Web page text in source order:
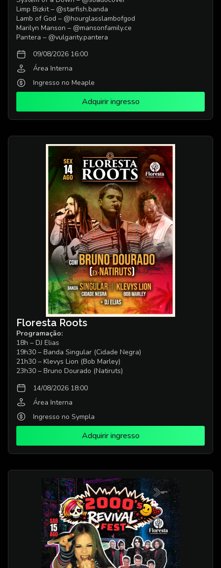
Limp Bizkit – @starfish.banda
Lamb of God – @hourglasslambofgod
Marilyn Manson – @mansonfamily.ce
Pantera – @vulgarity.pantera
09/08/2026 16:00
Área Interna
Ingresso no Meaple
Adquirir ingresso
Floresta Roots
Programação:
18h – DJ Elias
19h30 – Banda Singular (Cidade Negra)
21h30 – Klevys Lion (Bob Marley)
23h30 – Bruno Dourado (Natiruts)
14/08/2026 18:00
Área Interna
Ingresso no Sympla
Adquirir ingresso